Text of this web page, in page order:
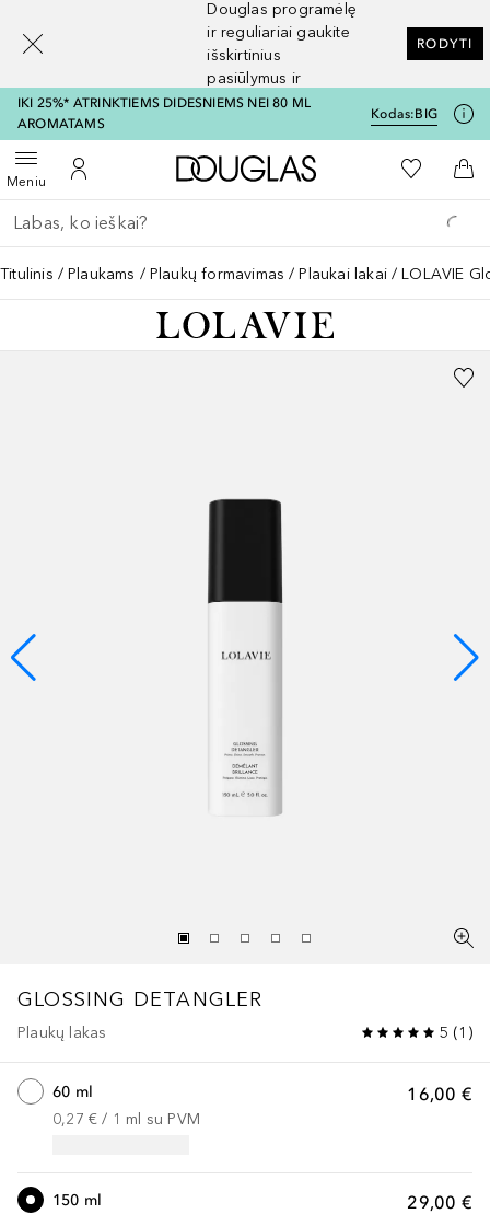
Douglas programėlę
ir reguliariai gaukite
išskirtinius
pasiūlymus ir
nuolaidas
RODYTI
IKI 25%* ATRINKTIEMS DIDESNIEMS NEI 80 ML
AROMATAMS
Kodas:BIG
MeniuAtidaryti meniuĮ mano paskyrą
Į Douglas pagrindinį
Į mano
Į
Grįžk atgal
Vykdykite paiešką
Titulinis Plaukams Plaukų formavimas Plaukai lakai LOLAVIE
GLOSSING DETANGLER
Plaukų lakas 5 (1 )
16,00 €
60 ml
0,27 € / 1 ml su PVM
29,00 €
150 ml
[navigation.slideout.screenreader]